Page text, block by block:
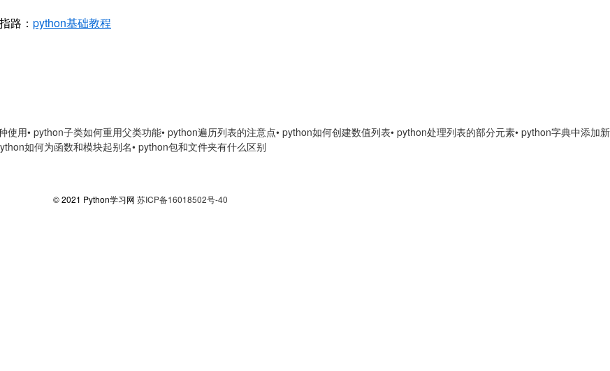
路： python基础教程
使用• python子类如何重用父类功能• python遍历列表的注意点• python如何创建数值列表• python处理列表的部分元素• python字典中添加新
如何为函数和模块起别名• python包和文件夹有什么区别
© 2021 Python学习网 苏ICP备16018502号-40